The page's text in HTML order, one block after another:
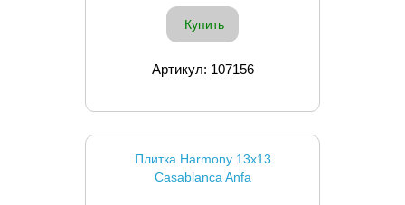
Купить
Артикул: 107156
Плитка Harmony 13x13
Casablanca Anfa